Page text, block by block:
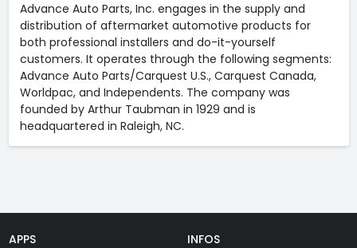
Advance Auto Parts, Inc. engages in the supply and
distribution of aftermarket automotive products for
both professional installers and do-it-yourself
customers. It operates through the following segments:
Advance Auto Parts/Carquest U.S., Carquest Canada,
Worldpac, and Independents. The company was
founded by Arthur Taubman in 1929 and is
headquartered in Raleigh, NC.
APPS
INFOS